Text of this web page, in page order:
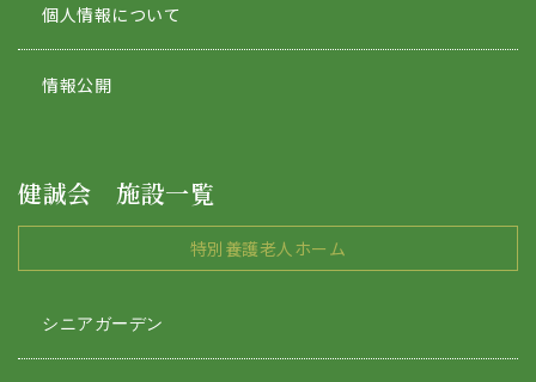
個人情報について
情報公開
健誠会 施設一覧
特別養護老人ホーム
シニアガーデン